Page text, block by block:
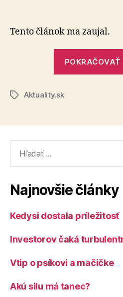
Tento článok ma zaujal.
ZnačkyAktuality.sk
Najnovšie články
Kedysi dostala príležitosť
Investorov čaká
Vtip o psíkovi a mačičke
Akú silu má tanec?